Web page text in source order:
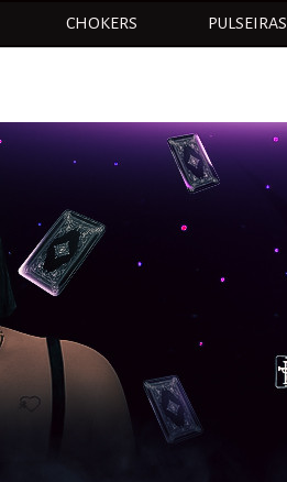
CHOKERS PULSEIRAS